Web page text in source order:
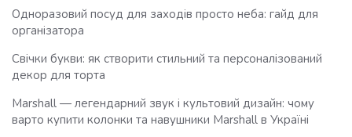
Одноразовий посуд для заходів просто неба: гайд для
організатора
Свічки букви: як створити стильний та персоналізований
декор для торта
Marshall — легендарний звук і культовий дизайн: чому
варто купити колонки та навушники Marshall в Україні